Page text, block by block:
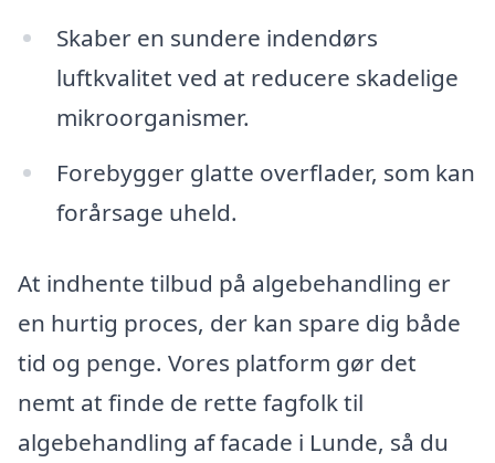
Skaber en sundere indendørs
luftkvalitet ved at reducere skadelige
mikroorganismer.
Forebygger glatte overflader, som kan
forårsage uheld.
At indhente tilbud på algebehandling er
en hurtig proces, der kan spare dig både
tid og penge. Vores platform gør det
nemt at finde de rette fagfolk til
algebehandling af facade i Lunde, så du